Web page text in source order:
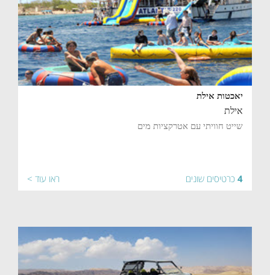
יאכטות אילת
אילת
שייט חוויתי עם אטרקציות מים
4 כרטיסים שונים ראו עוד >